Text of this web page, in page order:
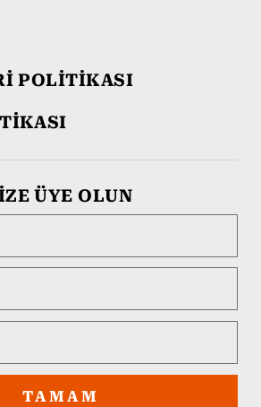
POLİTİKASI
ÜYE OLUN
TAMAM